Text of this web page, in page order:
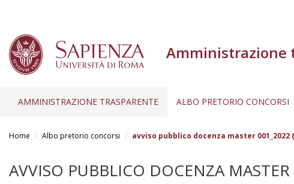
Amministrazione
AMMINISTRAZIONE TRASPARENTE ALBO PRETORIO CONCORSI
Home Albo pretorio concorsi avviso pubblico docenza master 001_2022
AVVISO PUBBLICO DOCENZA